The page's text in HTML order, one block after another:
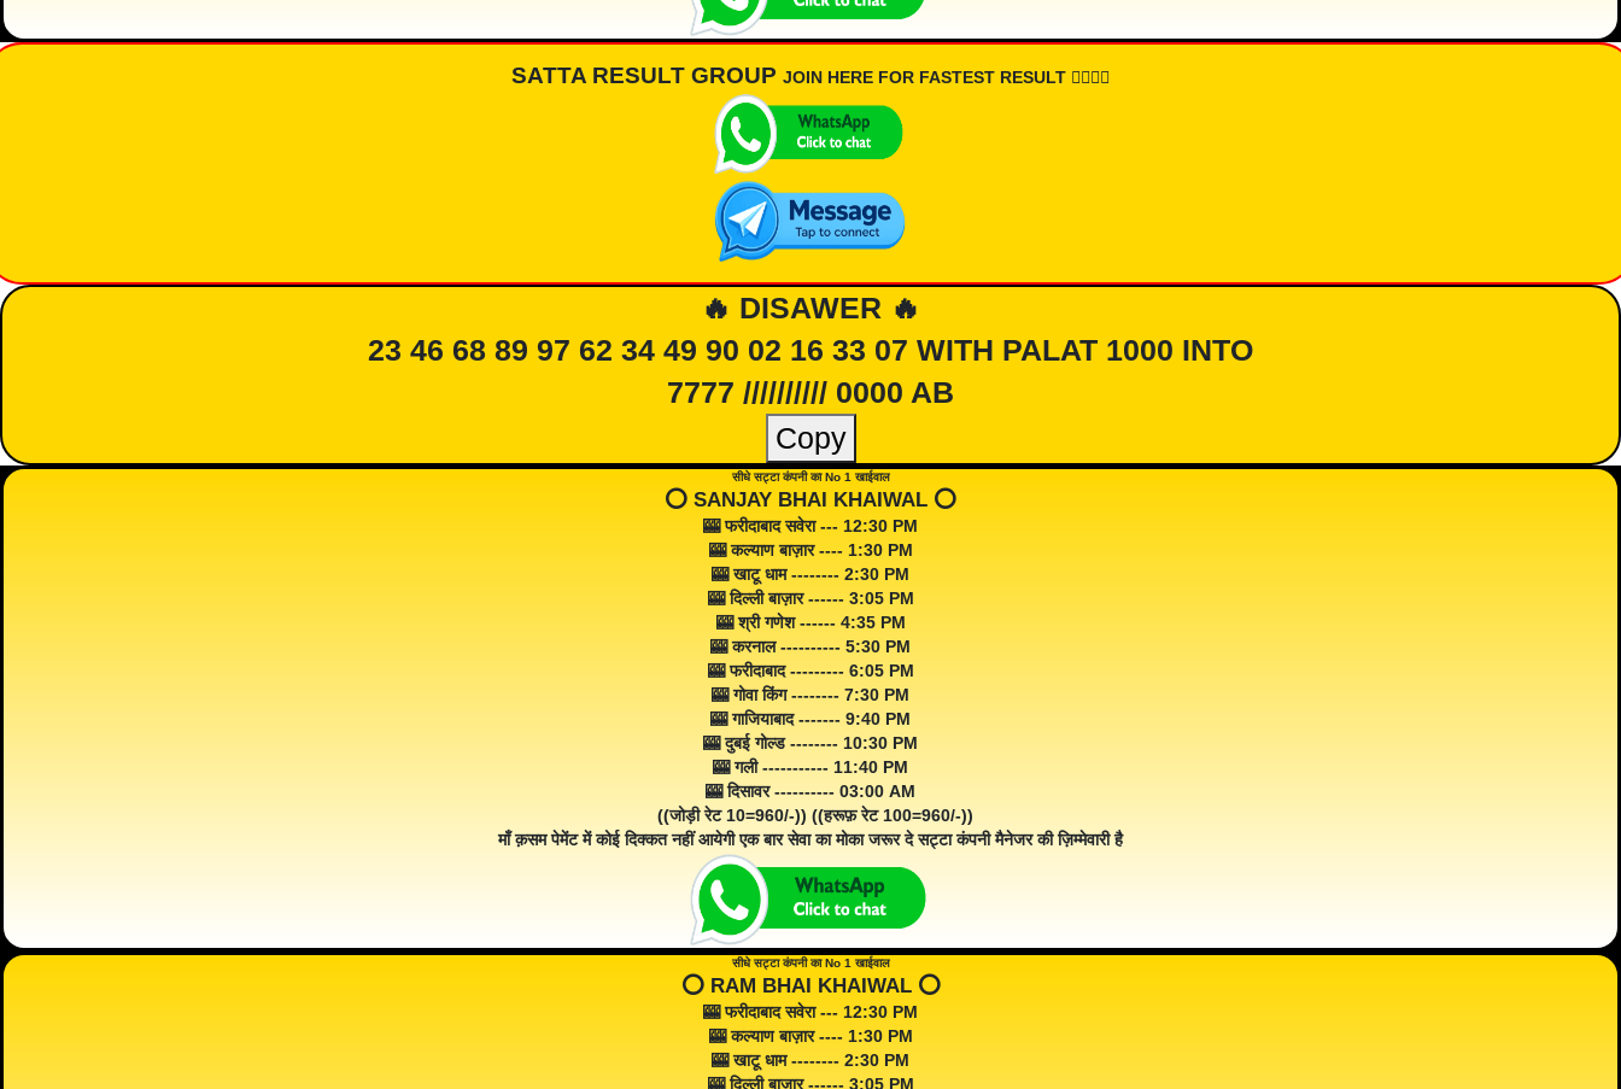
SATTA RESULT GROUP JOIN HERE FOR FASTEST RESULT 👇🏾👇🏾
🔥 DISAWER 🔥
23 46 68 89 97 62 34 49 90 02 16 33 07 WITH PALAT 1000 INTO
7777 ////////// 0000 AB
Copy
सीधे सट्टा कंपनी का No 1 खाईवाल
⭕️ SANJAY BHAI KHAIWAL ⭕️
🎰 फरीदाबाद सवेरा --- 12:30 PM
🎰 कल्याण बाज़ार ---- 1:30 PM
🎰 खाटू धाम -------- 2:30 PM
🎰 दिल्ली बाज़ार ------ 3:05 PM
🎰 श्री गणेश ------ 4:35 PM
🎰 करनाल ---------- 5:30 PM
🎰 फरीदाबाद --------- 6:05 PM
🎰 गोवा किंग -------- 7:30 PM
🎰 गाजियाबाद ------- 9:40 PM
🎰 दुबई गोल्ड -------- 10:30 PM
🎰 गली ----------- 11:40 PM
🎰 दिसावर ---------- 03:00 AM
((जोड़ी रेट 10=960/-)) ((हरूफ़ रेट 100=960/-))
माँ क़सम पेमेंट में कोई दिक्कत नहीं आयेगी एक बार सेवा का मोका जरूर दे सट्टा कंपनी मैनेजर की ज़िम्मेवारी है
सीधे सट्टा कंपनी का No 1 खाईवाल
⭕️ RAM BHAI KHAIWAL ⭕️
🎰 फरीदाबाद सवेरा --- 12:30 PM
🎰 कल्याण बाज़ार ---- 1:30 PM
🎰 खाटू धाम -------- 2:30 PM
🎰 दिल्ली बाज़ार ------ 3:05 PM